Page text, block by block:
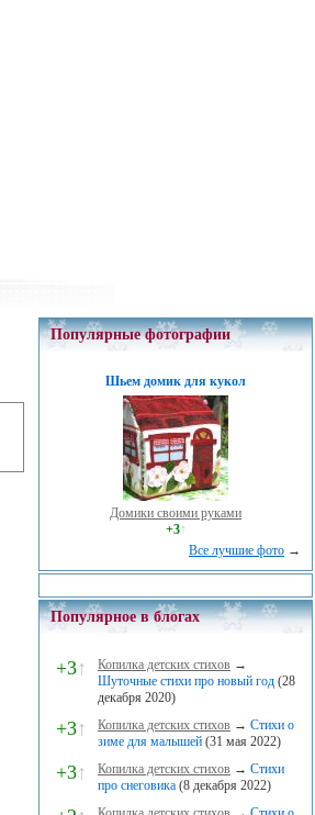
Популярные фотографии
Шьем домик для кукол
Домики своими руками
+3↑
Все лучшие фото →
Популярное в блогах
+3↑ Копилка детских стихов →
Шуточные стихи про новый год (28
декабря 2020)
+3↑ Копилка детских стихов → Стихи о
зиме для малышей (31 мая 2022)
+3↑ Копилка детских стихов → Стихи
про снеговика (8 декабря 2022)